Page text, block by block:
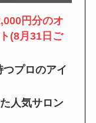
円分のオ
(8月31日ご
プロのアイ
人気サロン